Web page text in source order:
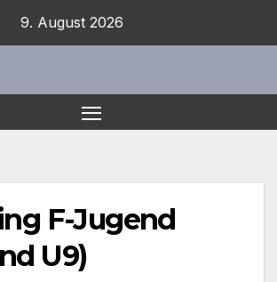
9. August 2026
F-Jugend
U9)